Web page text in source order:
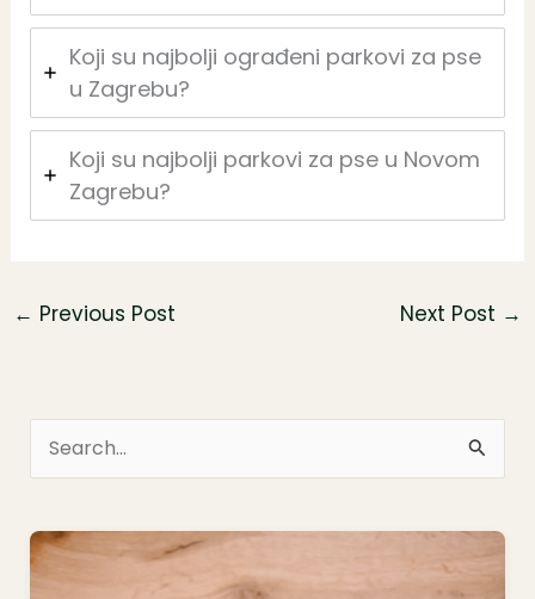
Koji su najbolji ograđeni parkovi za pse
u Zagrebu?
Koji su najbolji parkovi za pse u Novom
Zagrebu?
← Previous Post Next Post →
a
r